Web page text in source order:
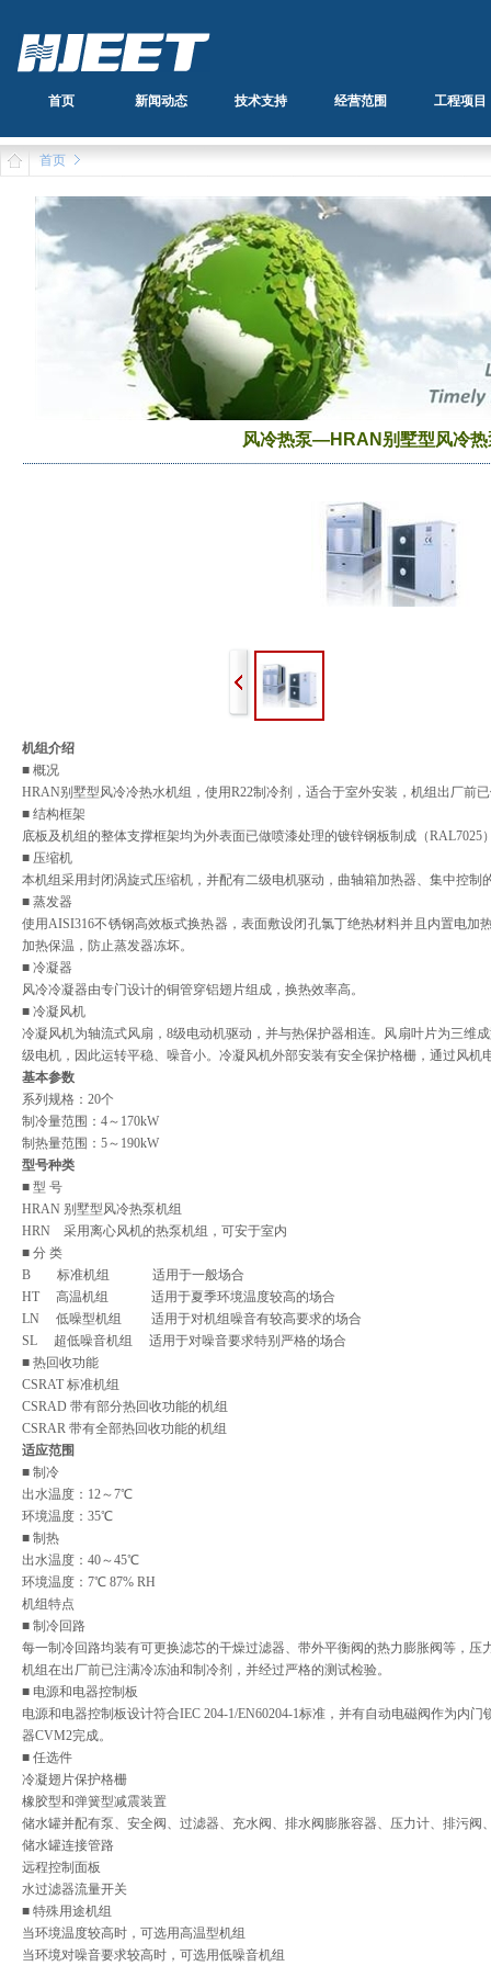
首页 新闻动态 技术支持 经营范围 工程项目
首页
风冷热泵—HRAN别墅型风冷热
机组介绍
■ 概况
HRAN别墅型风冷冷热水机组，使用R22制冷剂，适合于室外安装，机组出厂前
■ 结构框架
底板及机组的整体支撑框架均为外表面已做喷漆处理的镀锌钢板制成（RAL7025
■ 压缩机
本机组采用封闭涡旋式压缩机，并配有二级电机驱动，曲轴箱加热器、集中控制
■ 蒸发器
使用AISI316不锈钢高效板式换热器，表面敷设闭孔氯丁绝热材料并且内置电加
加热保温，防止蒸发器冻坏。
■ 冷凝器
风冷冷凝器由专门设计的铜管穿铝翅片组成，换热效率高。
■ 冷凝风机
冷凝风机为轴流式风扇，8级电动机驱动，并与热保护器相连。风扇叶片为三维
级电机，因此运转平稳、噪音小。冷凝风机外部安装有安全保护格栅，通过风机
基本参数
系列规格：20个
制冷量范围：4～170kW
制热量范围：5～190kW
型号种类
■ 型 号
HRAN 别墅型风冷热泵机组
HRN 采用离心风机的热泵机组，可安于室内
■ 分 类
B 标准机组 适用于一般场合
HT 高温机组 适用于夏季环境温度较高的场合
LN 低噪型机组 适用于对机组噪音有较高要求的场合
SL 超低噪音机组 适用于对噪音要求特别严格的场合
■ 热回收功能
CSRAT 标准机组
CSRAD 带有部分热回收功能的机组
CSRAR 带有全部热回收功能的机组
适应范围
■ 制冷
出水温度：12～7℃
环境温度：35℃
■ 制热
出水温度：40～45℃
环境温度：7℃ 87% RH
机组特点
■ 制冷回路
每一制冷回路均装有可更换滤芯的干燥过滤器、带外平衡阀的热力膨胀阀等，压
机组在出厂前已注满冷冻油和制冷剂，并经过严格的测试检验。
■ 电源和电器控制板
电源和电器控制板设计符合IEC 204-1/EN60204-1标准，并有自动电磁阀作为内
器CVM2完成。
■ 任选件
冷凝翅片保护格栅
橡胶型和弹簧型减震装置
储水罐并配有泵、安全阀、过滤器、充水阀、排水阀膨胀容器、压力计、排污阀
储水罐连接管路
远程控制面板
水过滤器流量开关
■ 特殊用途机组
当环境温度较高时，可选用高温型机组
当环境对噪音要求较高时，可选用低噪音机组